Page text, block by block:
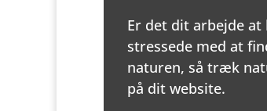
Er det dit arbejde
stressede med at
naturen, så træk
på dit website.